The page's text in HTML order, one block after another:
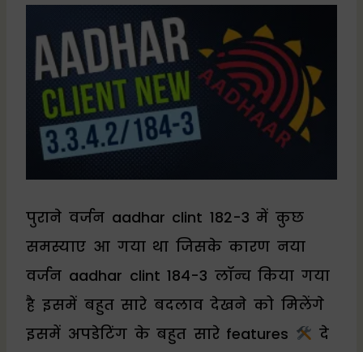
पुराने वर्जन aadhar clint 182-3 में कुछ
समस्याए आ गया था जिसके कारण नया
वर्जन aadhar clint 184-3 लॉन्च किया गया
है इसमें बहुत सारे बदलाव देखने को मिलेंगे
इसमें अपडेटिंग के बहुत सारे features
दे